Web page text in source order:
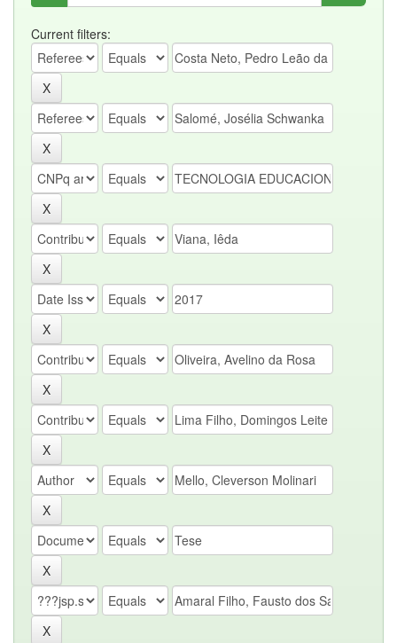
Current filters: